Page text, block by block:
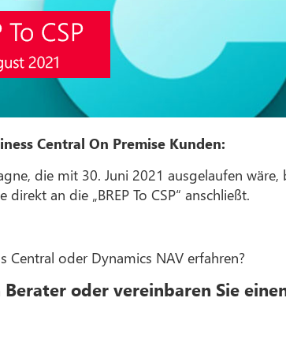
Central On Premise Kunden:
die mit 30. Juni 2021 ausgelaufen
an die „BREP To CSP“ anschließt.
oder Dynamics NAV erfahren?
oder vereinbaren Sie